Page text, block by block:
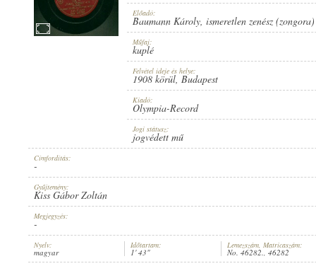
LEMEZSZÁM:
Előadó:
Baumann Károly, ismeretlen zenész (zongora)
Műfaj:
kuplé
Felvétel ideje és helye:
1908 körül, Budapest
Kiadó:
Olympia-Record
Jogi státusz:
jogvédett mű
Címfordítás:
-
Gyűjtemény:
Kiss Gábor Zoltán
Megjegyzés:
-
Nyelv:
magyar
Időtartam:
1' 43"
Lemezszám, Matricaszám:
No. 46282., 46282